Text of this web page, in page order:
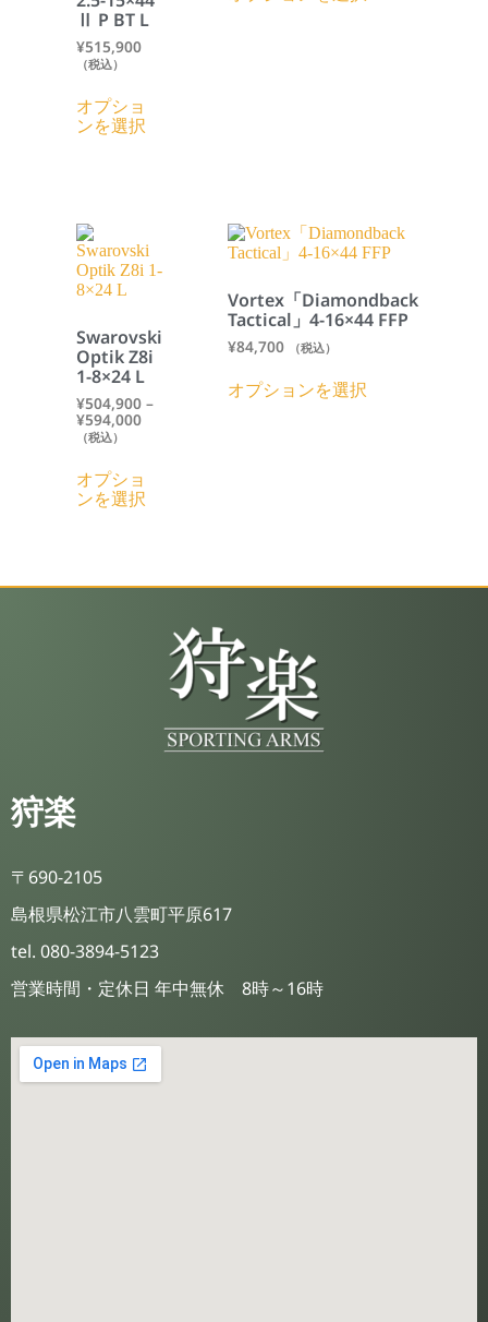
Ⅱ P BT L
¥515,900
（税込）
オプショ
ンを選択
Swarovski
Optik Z8i
1-8×24 L
¥504,900 –
¥594,000
（税込）
オプショ
ンを選択
Vortex「Diamondback
Tactical」4-16×44 FFP
¥84,700 （税込）
オプションを選択
狩楽
〒690-2105
島根県松江市八雲町平原617
tel. 080-3894-5123
営業時間・定休日 年中無休 8時～16時